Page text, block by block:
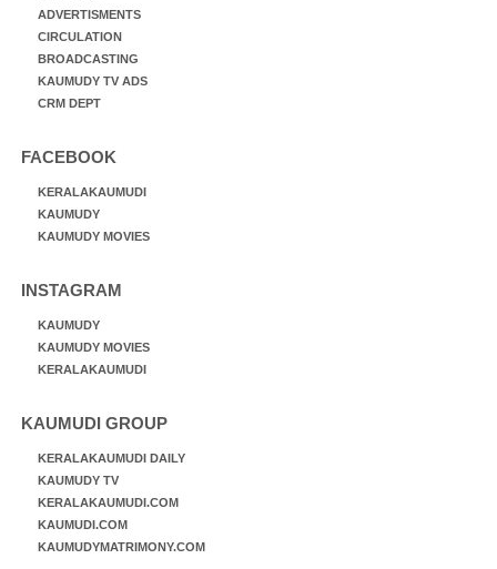
ADVERTISMENTS
CIRCULATION
BROADCASTING
KAUMUDY TV ADS
CRM DEPT
FACEBOOK
KERALAKAUMUDI
KAUMUDY
KAUMUDY MOVIES
INSTAGRAM
KAUMUDY
KAUMUDY MOVIES
KERALAKAUMUDI
KAUMUDI GROUP
KERALAKAUMUDI DAILY
KAUMUDY TV
KERALAKAUMUDI.COM
KAUMUDI.COM
KAUMUDYMATRIMONY.COM